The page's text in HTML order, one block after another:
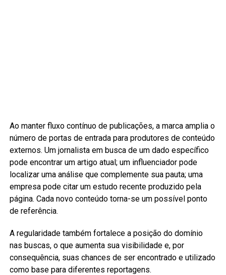
Ao manter fluxo contínuo de publicações, a marca amplia o
número de portas de entrada para produtores de conteúdo
externos. Um jornalista em busca de um dado específico
pode encontrar um artigo atual; um influenciador pode
localizar uma análise que complemente sua pauta; uma
empresa pode citar um estudo recente produzido pela
página. Cada novo conteúdo torna-se um possível ponto
de referência.
A regularidade também fortalece a posição do domínio
nas buscas, o que aumenta sua visibilidade e, por
consequência, suas chances de ser encontrado e utilizado
como base para diferentes reportagens.